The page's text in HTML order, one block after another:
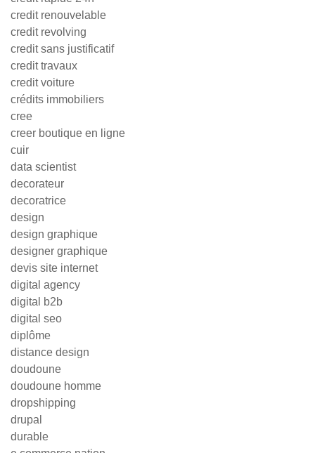
credit renouvelable
credit revolving
credit sans justificatif
credit travaux
credit voiture
crédits immobiliers
cree
creer boutique en ligne
cuir
data scientist
decorateur
decoratrice
design
design graphique
designer graphique
devis site internet
digital agency
digital b2b
digital seo
diplôme
distance design
doudoune
doudoune homme
dropshipping
drupal
durable